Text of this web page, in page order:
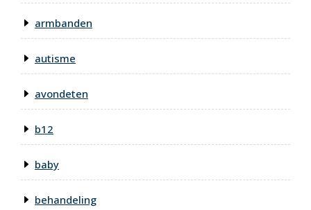
armbanden
autisme
avondeten
b12
baby
behandeling